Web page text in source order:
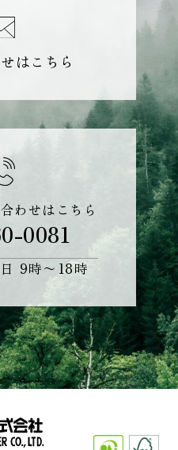
はこちら
わせはこちら
0081
9時〜18時